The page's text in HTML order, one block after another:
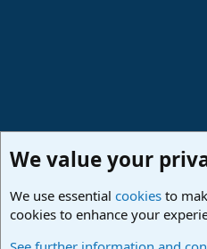
We value your
We use essential cookies to
cookies to enhance your